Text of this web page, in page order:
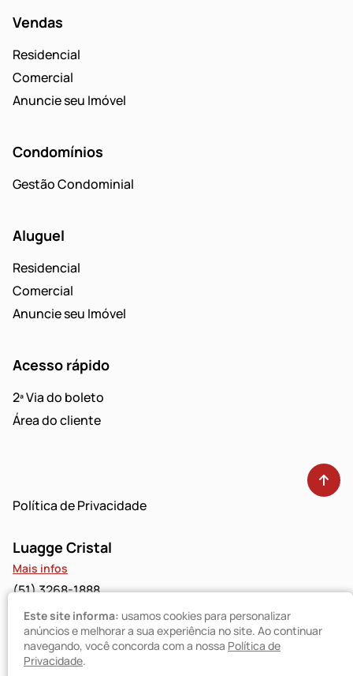
Vendas
Residencial
Comercial
Anuncie seu Imóvel
Condomínios
Gestão Condominial
Aluguel
Residencial
Comercial
Anuncie seu Imóvel
Acesso rápido
2ª Via do boleto
Área do cliente
Política de Privacidade
Luagge Cristal
Mais infos
(51) 3268-1888
Luagge Bravo
Mais infos
Este site informa: usamos cookies para personalizar
anúncios e melhorar a sua experiência no site. Ao continuar
navegando, você concorda com a nossa Política de
Privacidade.